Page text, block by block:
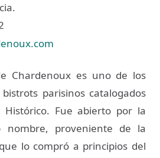
Chardenoux es uno de los
parisinos catalogados
Histórico. Fue abierto por la
nombre, proveniente de la
lo compró a principios del